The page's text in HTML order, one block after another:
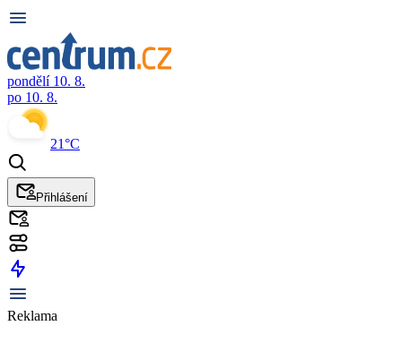
pondělí 10. 8.
po 10. 8.
21°C
Přihlášení
Reklama